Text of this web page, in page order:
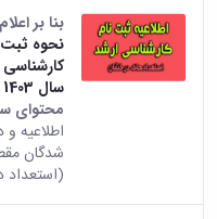
بنا بر
نحوه ثبت
سال 1403 منتشر شد
محتوای
اطلاعیه
شدگان
(استعداد